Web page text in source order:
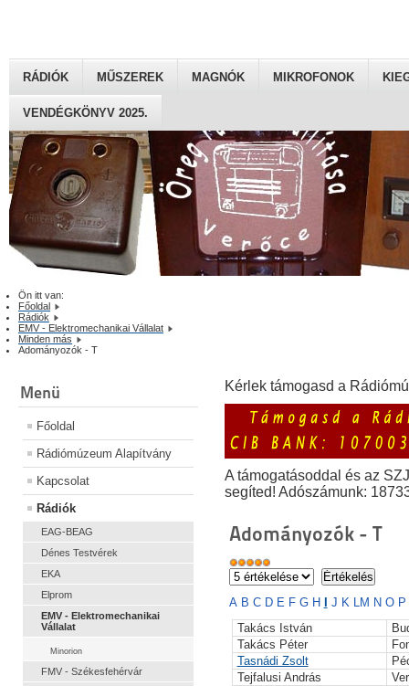
RÁDIÓK MŰSZEREK MAGNÓK MIKROFONOK
VENDÉGKÖNYV 2025.
Ön itt van:
Főoldal
Rádiók
EMV - Elektromechanikai Vállalat
Minden más
Adományozók - T
Menü
Főoldal
Rádiómúzeum Alapítvány
Kapcsolat
Rádiók
EAG-BEAG
Dénes Testvérek
EKA
Elprom
EMV - Elektromechanikai
Vállalat
Minorion
FMV - Székesfehérvár
Kérlek támogasd a
A támogatásoddal és az
segíted! Adószámunk:
Adományozók - T
A B C D E F G H J K LM N O P
Takács István
Takács Péter
Tasnádi Zsolt
Tejfalusi András